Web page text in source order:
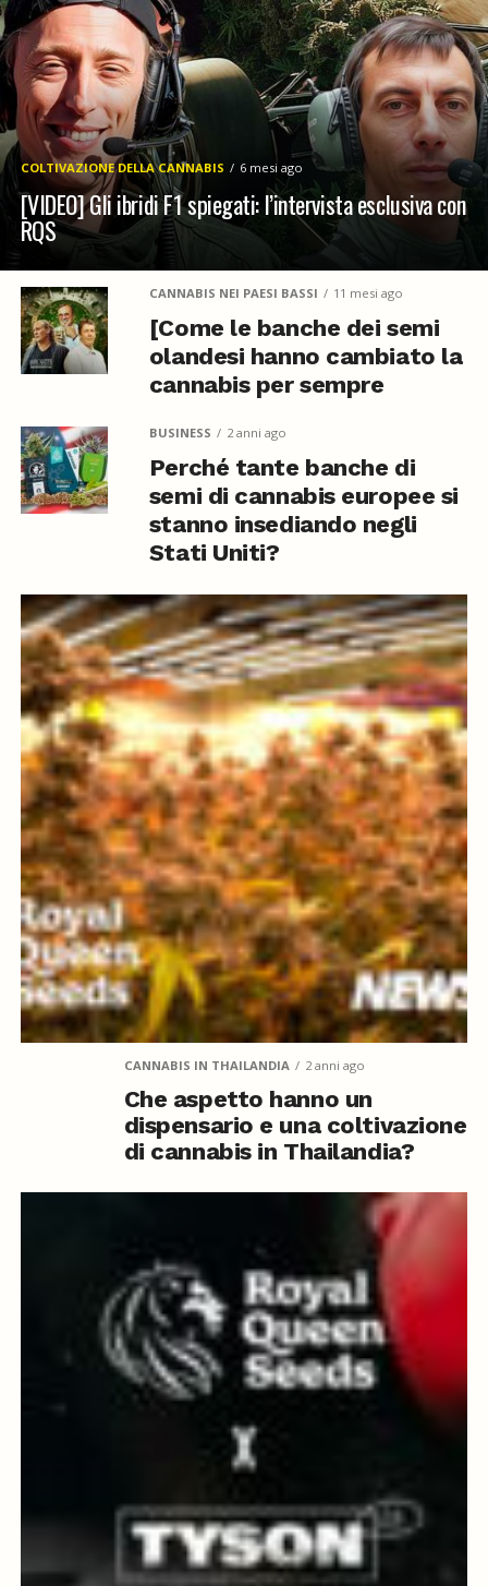
COLTIVAZIONE DELLA CANNABIS 6 mesi ago
[VIDEO] Gli ibridi F1 spiegati: l’intervista esclusiva con
RQS
CANNABIS NEI PAESI BASSI 11 mesi ago
[Come le banche dei semi
olandesi hanno cambiato la
cannabis per sempre
BUSINESS 2 anni ago
Perché tante banche di
semi di cannabis europee si
stanno insediando negli
Stati Uniti?
CANNABIS IN THAILANDIA 2 anni ago
Che aspetto hanno un
dispensario e una coltivazione
di cannabis in Thailandia?